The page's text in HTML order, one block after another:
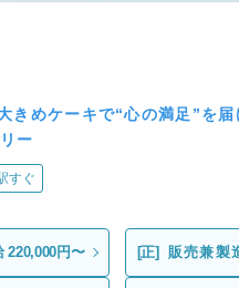
大きめケーキで“心の満足”を
ー
すぐ
220,000円〜 [正] 販売兼製